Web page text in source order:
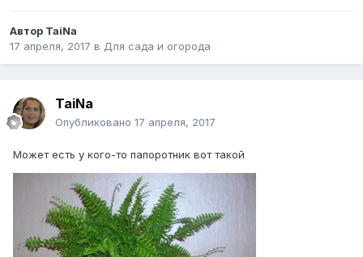
Автор TaiNa
17 апреля, 2017 в Для сада и огорода
TaiNa
Опубликовано 17 апреля, 2017
Может есть у кого-то папоротник вот такой